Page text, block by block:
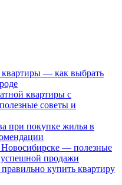
— как выбрать
квартиры с
советы и
при покупке жилья в
Новосибирске — полезные
продажи
купить квартиру